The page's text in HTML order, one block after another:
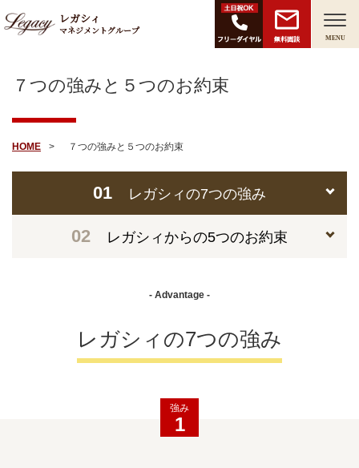
レガシィ
マネジメントグループ
無料面談 MENU
７つの強みと５つのお約束
HOME ７つの強みと５つのお約束
01 レガシィの7つの強み
02 レガシィからの5つのお約束
- Advantage -
レガシィの7つの強み
強み
1